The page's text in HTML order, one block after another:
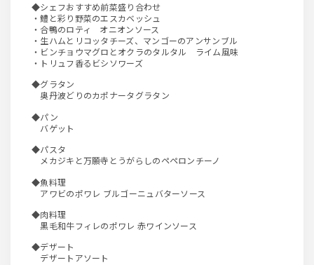
◆シェフおすすめ前菜盛り合わせ
・鱧と彩り野菜のエスカベッシュ
・合鴨のロティ オニオンソース
・生ハムとリコッタチーズ、マンゴーのアンサンブル
・ビンチョウマグロとオクラのタルタル ライム風味
・トリュフ香るビシソワーズ
◆グラタン
奥丹波どりのカポナータグラタン
◆パン
バゲット
◆パスタ
メカジキと万願寺とうがらしのペペロンチーノ
◆魚料理
アワビのポワレ ブルゴーニュバターソース
◆肉料理
黒毛和牛フィレのポワレ 赤ワインソース
◆デザート
デザートアソート